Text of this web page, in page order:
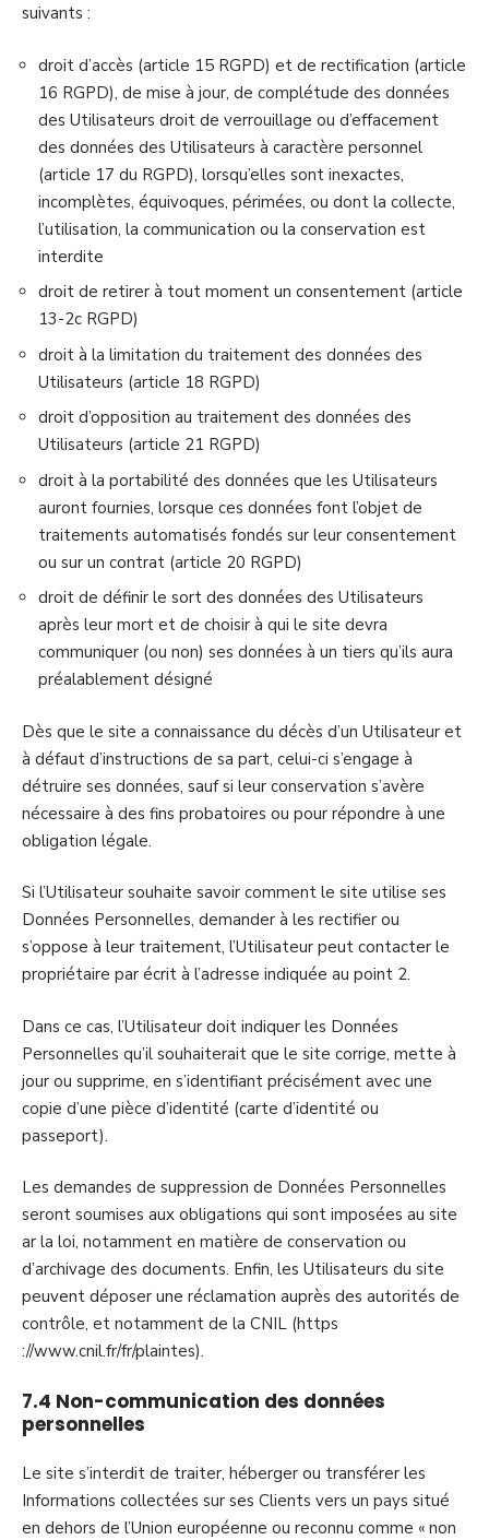
suivants :
droit d’accès (article 15 RGPD) et de rectification (article
16 RGPD), de mise à jour, de complétude des données
des Utilisateurs droit de verrouillage ou d’effacement
des données des Utilisateurs à caractère personnel
(article 17 du RGPD), lorsqu’elles sont inexactes,
incomplètes, équivoques, périmées, ou dont la collecte,
l’utilisation, la communication ou la conservation est
interdite
droit de retirer à tout moment un consentement (article
13-2c RGPD)
droit à la limitation du traitement des données des
Utilisateurs (article 18 RGPD)
droit d’opposition au traitement des données des
Utilisateurs (article 21 RGPD)
droit à la portabilité des données que les Utilisateurs
auront fournies, lorsque ces données font l’objet de
traitements automatisés fondés sur leur consentement
ou sur un contrat (article 20 RGPD)
droit de définir le sort des données des Utilisateurs
après leur mort et de choisir à qui le site devra
communiquer (ou non) ses données à un tiers qu’ils aura
préalablement désigné
Dès que le site a connaissance du décès d’un Utilisateur et
à défaut d’instructions de sa part, celui-ci s’engage à
détruire ses données, sauf si leur conservation s’avère
nécessaire à des fins probatoires ou pour répondre à une
obligation légale.
Si l’Utilisateur souhaite savoir comment le site utilise ses
Données Personnelles, demander à les rectifier ou
s’oppose à leur traitement, l’Utilisateur peut contacter le
propriétaire par écrit à l’adresse indiquée au point 2.
Dans ce cas, l’Utilisateur doit indiquer les Données
Personnelles qu’il souhaiterait que le site corrige, mette à
jour ou supprime, en s’identifiant précisément avec une
copie d’une pièce d’identité (carte d’identité ou
passeport).
Les demandes de suppression de Données Personnelles
seront soumises aux obligations qui sont imposées au site
ar la loi, notamment en matière de conservation ou
d’archivage des documents. Enfin, les Utilisateurs du site
peuvent déposer une réclamation auprès des autorités de
contrôle, et notamment de la CNIL (https
://www.cnil.fr/fr/plaintes).
7.4 Non-communication des données
personnelles
Le site s’interdit de traiter, héberger ou transférer les
Informations collectées sur ses Clients vers un pays situé
en dehors de l’Union européenne ou reconnu comme « non